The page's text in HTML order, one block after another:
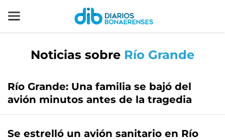
Noticias sobre Río Grande
Río Grande: Una familia se bajó del
avión minutos antes de la tragedia
Se estrelló un avión sanitario en Río